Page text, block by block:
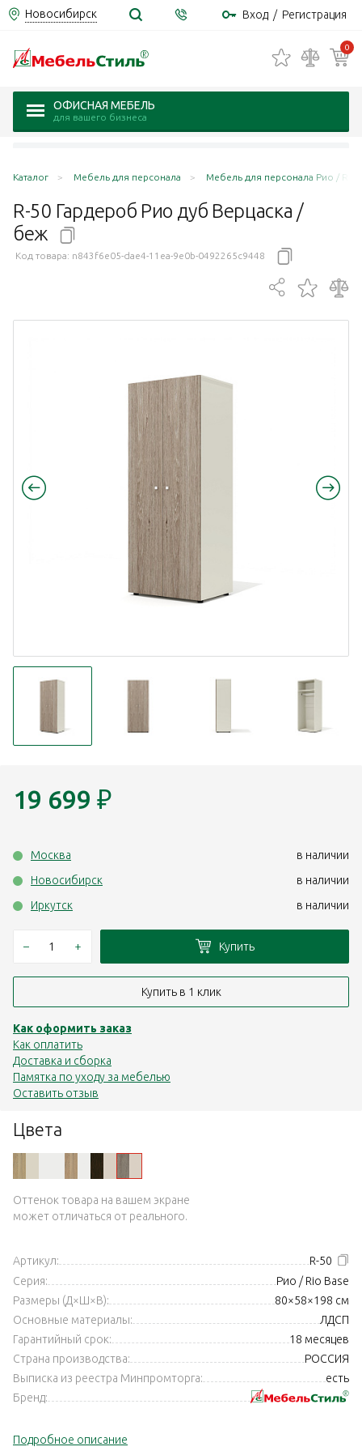
Новосибирск Вход / Регистрация
0
ОФИСНАЯ МЕБЕЛЬ
для вашего бизнеса
Каталог Мебель для персонала Мебель для персонала Рио / Rio
R-50 Гардероб Рио дуб Верцаска /
беж
Код товара: n843f6e05-dae4-11ea-9e0b-0492265c9448
Цвета
Оттенок товара на вашем экране
может отличаться от реального.
Артикул:
R-50
Серия:
Рио / Rio Base
Размеры (Д×Ш×В):
80×58×198 см
Основные материалы:
ЛДСП
Гарантийный срок:
18 месяцев
Страна производства:
РОССИЯ
Выписка из реестра Минпромторга:
есть
Бренд:
Подробное описание
19 699 ₽
Москва
в наличии
Новосибирск
в наличии
Иркутск
в наличии
– + Купить
Купить в 1 клик
Как оформить заказ
Как оплатить
Доставка и сборка
Памятка по уходу за мебелью
Оставить отзыв